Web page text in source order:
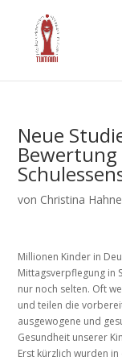
Neue
von Christina
Millionen Kinder in
Mittagsverpflegung in
nur noch selten. Oft
und teilen die
ausgewogene und
Gesundheit unserer
Erst kürzlich wurden